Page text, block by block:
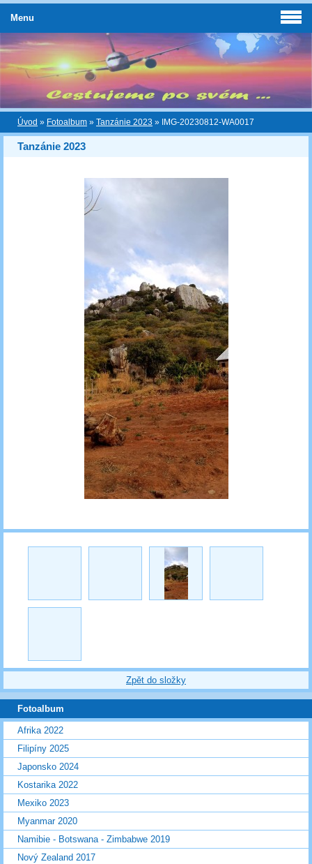
Úvod » Fotoalbum » Tanzánie 2023 » IMG-20230812-WA0017
Tanzánie 2023
Zpět do složky
Menu
Fotoalbum
Afrika 2022
Filipíny 2025
Japonsko 2024
Kostarika 2022
Mexiko 2023
Myanmar 2020
Namibie - Botswana - Zimbabwe 2019
Nový Zealand 2017